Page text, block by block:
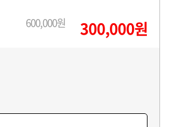
600,000원 300,000원